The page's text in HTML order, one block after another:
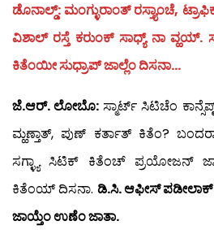
ಡೊನಾಲ್ಡ್: ಮಂಗ್ಳುರಾಂತ್ ರಸ್ತ್ಯಾಂಚೆ,
ವಿಶಾಲ್ ರಸ್ತೆ ಕರುಂಕ್ ಸಾಧ್ಯ್ ನಾ ವ್ಹಯ್.
ಕಿತೆಂಯೀ ಸುಧ್ರಾಪ್ ಜಾಲ್ಲೆಂ ದಿಸನಾ…
ಜೆ.ಆರ್. ಲೋಬೊ: ಸ್ಮಾರ್ಟ್ ಸಿಟಿಚೆಂ
ಮ್ಹಣ್ತಾತ್, ಪುಣ್ ಕರ್ತಾತ್ ಕಿತೆಂ?
ಸಗ್ಳ್ಯಾ ಸಿಟಿಕ್ ಕಿತೆಂಚ್ ಪ್ರಯೋಜನ್
ಕಿತೆಂಯ್ ದಿಸನಾ. ಡಿ.ಸಿ. ಆಫೀಸ್ ಪಡೀಲಾಕ್
ಜಾಯ್ತೆಂ ಉಣೆಂ ಜಾತಾ.